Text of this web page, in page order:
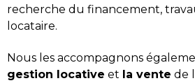
recherche du financement,
locataire.
Nous les accompagnons
gestion locative et la vente de